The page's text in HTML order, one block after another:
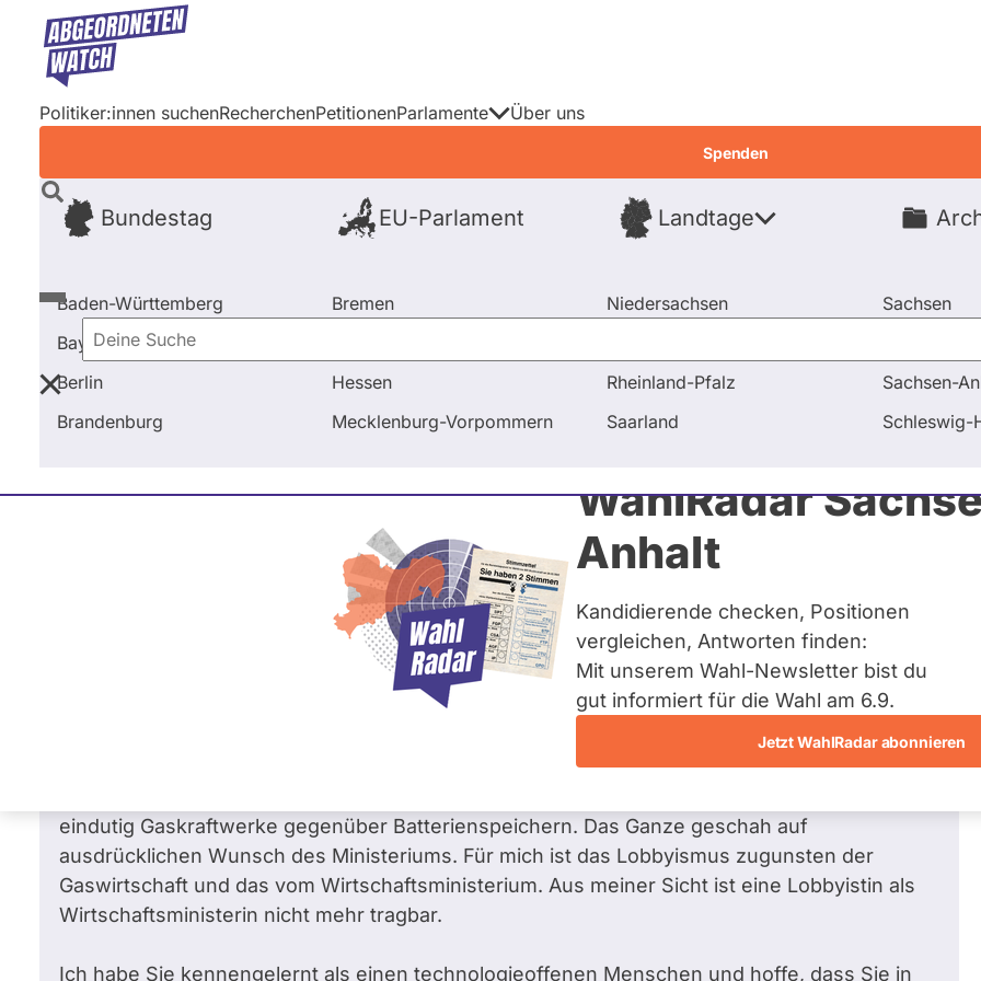
Direkt
Inhalt
Politiker:innen suchenRecherchenPetitionenParlamente
Bundestag EU-Parlament Landtage
Baden-Württemberg
Bayern
Berlin
Brandenburg
Bremen
Hessen
Mecklenburg-Vorpommern
Niedersachsen
Rheinland-Pfalz
Saarland
Sachsen
Sachsen-
Schleswig-
Über uns
Spenden
Deine
Suche
WahlRadar
Anhalt
Kandidierende checken, Positionen
vergleichen, Antworten finden:
Mit unserem Wahl-Newsletter bist du
gut informiert für die Wahl am 6.9.
Jetzt WahlRadar abonnieren
Startseite Frage stellen Stephan Albani Fragen und Antworten Muss Frau Reiche aufgrund Ihrer Nähe zu
Stephan Albani
Fragen beantwortet
1
Muss Frau Reiche aufgrund Ihrer Nähe zu Energiekonzernen nicht zurücktreten?
nach Berichten des Spiegels, hat Frau Reiche das Unternehmen EnBW konkret aufgefordert
eindutig Gaskraftwerke gegenüber Batterienspeichern. Das Ganze geschah auf
ausdrücklichen Wunsch des Ministeriums. Für mich ist das Lobbyismus zugunsten der
Gaswirtschaft und das vom Wirtschaftsministerium. Aus meiner Sicht ist eine Lobbyistin als
Wirtschaftsministerin nicht mehr tragbar.
Ich habe Sie kennengelernt als einen technologieoffenen Menschen und hoffe, dass Sie in